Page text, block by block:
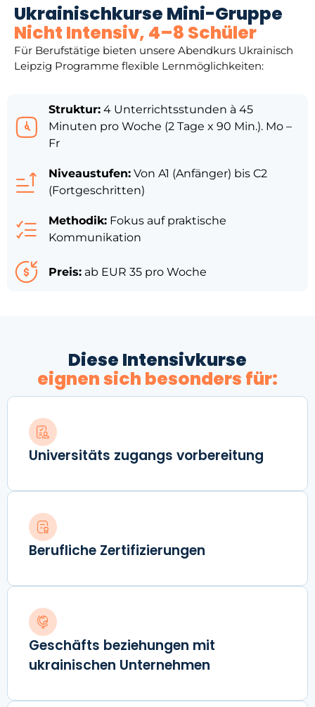
Ukrainischkurse Mini-Gruppe
Nicht Intensiv, 4–8 Schüler
Für Berufstätige bieten unsere Abendkurs Ukrainisch
Leipzig Programme flexible Lernmöglichkeiten:
Struktur:4 Unterrichtsstunden à 45
Minuten pro Woche (2 Tage x 90 Min.). Mo –
Fr
Niveaustufen:Von A1 (Anfänger) bis C2
(Fortgeschritten)
Methodik:Fokus auf praktische
Kommunikation
Preis:ab EUR 35 pro Woche
Diese Intensivkurse
eignen sich besonders für:
Universitäts zugangs vorbereitung
Berufliche Zertifizierungen
Geschäfts beziehungen mit
ukrainischen Unternehmen